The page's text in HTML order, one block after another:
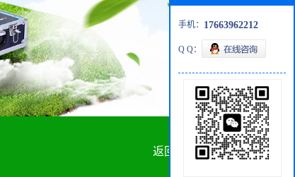
返回首页
手机： 17663962212
Q Q：